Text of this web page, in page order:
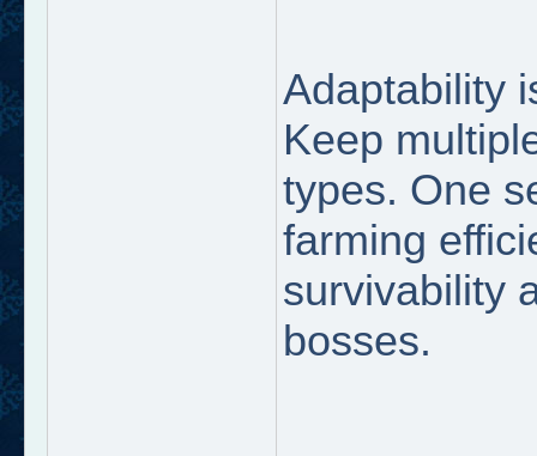
Adaptability
Keep
types. One
farming
survivability
bosses.